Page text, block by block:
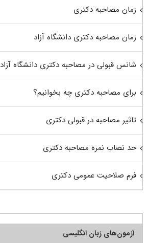
زمان مصاحبه دکتری
زمان مصاحبه دکتری دانشگاه آزاد
شانس قبولی در مصاحبه دکتری دانشگاه آزاد
برای مصاحبه دکتری چه بخوانیم؟
تاثیر مصاحبه در قبولی دکتری
حد نصاب نمره مصاحبه دکتری
فرم صلاحیت عمومی دکتری
آزمون‌های زبان انگلیسی